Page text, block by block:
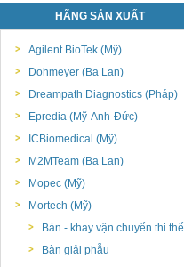
HÃNG SẢN XUẤT
Agilent BioTek (Mỹ)
Dohmeyer (Ba Lan)
Dreampath Diagnostics (Pháp)
Epredia (Mỹ-Anh-Đức)
ICBiomedical (Mỹ)
M2MTeam (Ba Lan)
Mopec (Mỹ)
Mortech (Mỹ)
Bàn - khay vận chuyển thi thể
Bàn giải phẫu